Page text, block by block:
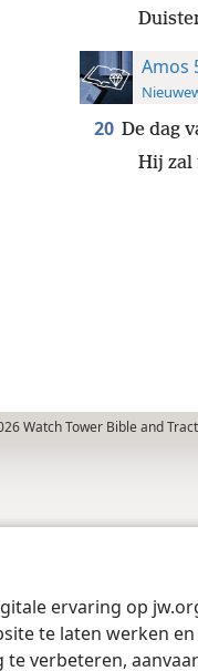
ervaring op
te laten werken
verbeteren,
Amos
20 De dag
Hij zal
Watch Tower Bible and